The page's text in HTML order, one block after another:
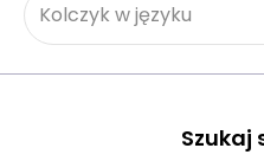
Kolczyk w języku
Szukaj